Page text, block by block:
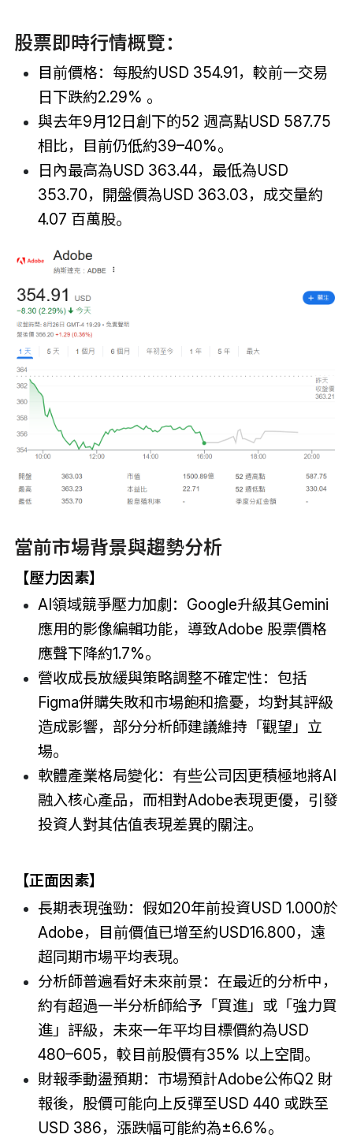
股票即時行情概覽：
目前價格：每股約USD 354.91，較前一交易
日下跌約2.29% 。
與去年9月12日創下的52 週高點USD 587.75
相比，目前仍低約39–40%。
日內最高為USD 363.44，最低為USD
353.70，開盤價為USD 363.03，成交量約
4.07 百萬股。
當前市場背景與趨勢分析
【壓力因素】
AI領域競爭壓力加劇：Google升級其Gemini
應用的影像編輯功能，導致Adobe 股票價格
應聲下降約1.7%。
營收成長放緩與策略調整不確定性：包括
Figma併購失敗和市場飽和擔憂，均對其評級
造成影響，部分分析師建議維持「觀望」立
場。
軟體產業格局變化：有些公司因更積極地將AI
融入核心產品，而相對Adobe表現更優，引發
投資人對其估值表現差異的關注。
【正面因素】
長期表現強勁：假如20年前投資USD 1.000於
Adobe，目前價值已增至約USD16.800，遠
超同期市場平均表現。
分析師普遍看好未來前景：在最近的分析中，
約有超過一半分析師給予「買進」或「強力買
進」評級，未來一年平均目標價約為USD
480–605，較目前股價有35% 以上空間。
財報季動盪預期：市場預計Adobe公佈Q2 財
報後，股價可能向上反彈至USD 440 或跌至
USD 386，漲跌幅可能約為±6.6%。